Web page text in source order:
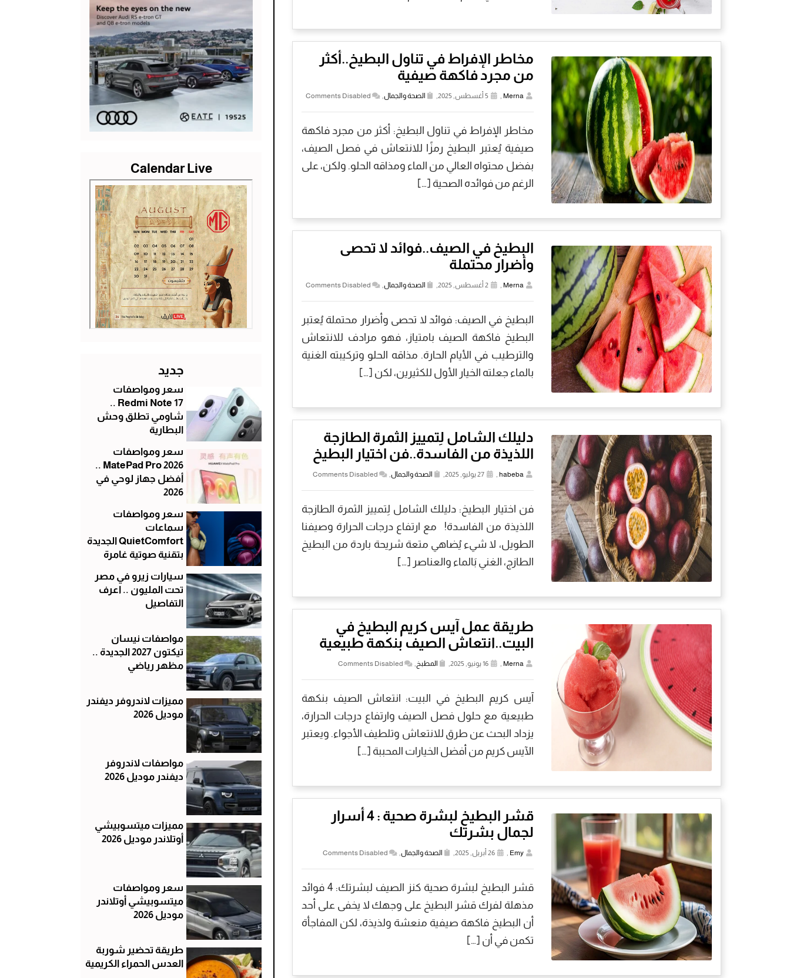
مخاطر الإفراط في تناول البطيخ..أكثر
من مجرد فاكهة صيفية
Merna
, 5 أغسطس, 2025, الصحة والجمال,
Comments Disabled
مخاطر الإفراط في تناول البطيخ: أكثر من مجرد فاكهة
صيفية يُعتبر البطيخ رمزًا للانتعاش في فصل الصيف،
بفضل محتواه العالي من الماء ومذاقه الحلو. ولكن، على
الرغم من فوائده الصحية […]
البطيخ في الصيف..فوائد لا تحصى
وأضرار محتملة
Merna
, 2 أغسطس, 2025, الصحة والجمال,
Comments Disabled
البطيخ في الصيف: فوائد لا تحصى وأضرار محتملة يُعتبر
البطيخ فاكهة الصيف بامتياز، فهو مرادف للانتعاش
والترطيب في الأيام الحارة. مذاقه الحلو وتركيبته الغنية
بالماء جعلته الخيار الأول للكثيرين، لكن […]
دليلك الشامل لِتمييز الثمرة الطازجة
اللذيذة من الفاسدة..فن اختيار البطيخ
habeba
, 27 يوليو, 2025, الصحة والجمال,
Comments Disabled
فن اختيار البطيخ: دليلك الشامل لِتمييز الثمرة الطازجة
اللذيذة من الفاسدة! مع ارتفاع درجات الحرارة وصيفنا
الطويل، لا شيء يُضاهي متعة شريحة باردة من البطيخ
الطازج، الغني بَالماء والعناصر […]
طريقة عمل آيس كريم البطيخ في
البيت..انتعاش الصيف بنكهة طبيعية
Merna
, 16 يونيو, 2025, المطبخ,
Comments Disabled
آيس كريم البطيخ في البيت: انتعاش الصيف بنكهة
طبيعية مع حلول فصل الصيف وارتفاع درجات الحرارة،
يزداد البحث عن طرق للانتعاش وتلطيف الأجواء. ويعتبر
الآيس كريم من أفضل الخيارات المحببة […]
قشر البطيخ لبشرة صحية : 4 أسرار
لجمال بشرتك
Emy
, 26 أبريل, 2025, الصحة والجمال,
Comments Disabled
قشر البطيخ لبشرة صحية كنز الصيف لبشرتك: 4 فوائد
مذهلة لفرك قشر البطيخ على وجهك لا يخفى على أحد
أن البطيخ فاكهة صيفية منعشة ولذيذة، لكن المفاجأة
تكمن في أن […]
Calendar Live
جديد
سعر ومواصفات
Redmi Note 17 ..
شاومي تطلق وحش
البطارية
سعر ومواصفات
MatePad Pro 2026 ..
أفضل جهاز لوحي في
2026
سعر ومواصفات
سماعات
QuietComfort الجديدة
بتقنية صوتية غامرة
سيارات زيرو في مصر
تحت المليون .. اعرف
التفاصيل
مواصفات نيسان
تيكتون 2027 الجديدة ..
مظهر رياضي
مميزات لاندروفر ديفندر
موديل 2026
مواصفات لاندروفر
ديفندر موديل 2026
مميزات ميتسوبيشي
أوتلاندر موديل 2026
سعر ومواصفات
ميتسوبيشي أوتلاندر
موديل 2026
طريقة تحضير شوربة
العدس الحمراء الكريمية